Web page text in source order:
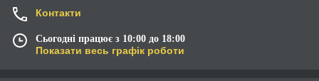
Контакти
Сьогодні працює з 10:00 до 18:00
Показати весь графік роботи